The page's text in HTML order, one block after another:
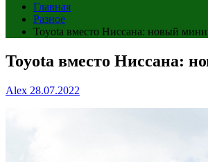
Главная
Разное
Toyota вместо Ниссана: новый
Toyota вместо Ниссана:
Alex 28.07.2022